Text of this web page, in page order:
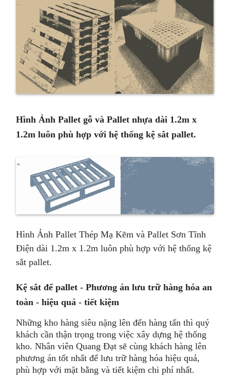
Hình Ảnh Pallet gỗ và Pallet nhựa dài 1.2m x
1.2m luôn phù hợp với hệ thống kệ sắt pallet.
Hình Ảnh Pallet Thép Mạ Kẽm và Pallet Sơn Tĩnh
Điện dài 1.2m x 1.2m luôn phù hợp với hệ thống kệ
sắt pallet.
Kệ sắt để pallet - Phương án lưu trữ hàng hóa an
toàn - hiệu quả - tiết kiệm
Những kho hàng siêu nặng lên đến hàng tấn thì quý
khách cần thận trọng trong việc xây dựng hệ thống
kho. Nhân viên Quang Đạt sẽ cùng khách hàng lên
phương án tốt nhất để lưu trữ hàng hóa hiệu quả,
phù hợp với mặt bằng và tiết kiệm chi phí nhất.